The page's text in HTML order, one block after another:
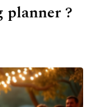
planner ?